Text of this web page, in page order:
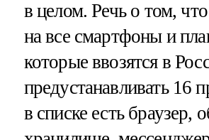
в целом. Речь о том,
на все смартфоны и
которые ввозятся в
предустанавливать 16
в списке есть браузер,